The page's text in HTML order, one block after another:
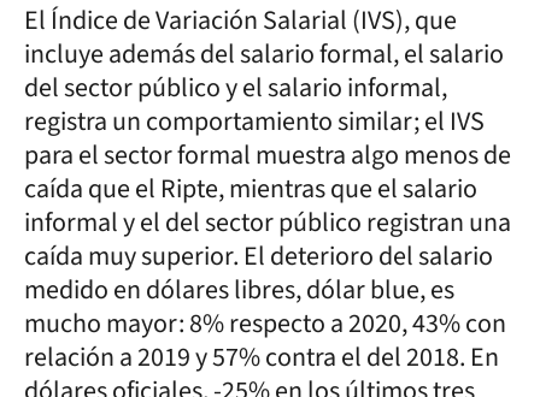
El Índice de Variación Salarial (IVS), que
incluye además del salario formal, el salario
del sector público y el salario informal,
registra un comportamiento similar; el IVS
para el sector formal muestra algo menos de
caída que el Ripte, mientras que el salario
informal y el del sector público registran una
caída muy superior. El deterioro del salario
medido en dólares libres, dólar blue, es
mucho mayor: 8% respecto a 2020, 43% con
relación a 2019 y 57% contra el del 2018. En